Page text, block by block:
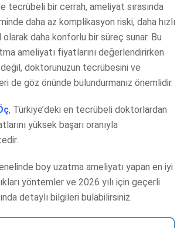
tecrübeli bir cerrah, ameliyat sırasında
daha az komplikasyon riski, daha hızlı
daha konforlu bir süreç sunar. Bu
ameliyatı fiyatlarını değerlendirirken
doktorunuzun tecrübesini ve
de göz önünde bulundurmanız önemlidir.
, Türkiye’deki en tecrübeli doktorlardan
yüksek başarı oranıyla
boy uzatma ameliyatı yapan en iyi
yöntemler ve 2026 yılı için geçerli
detaylı bilgileri bulabilirsiniz.